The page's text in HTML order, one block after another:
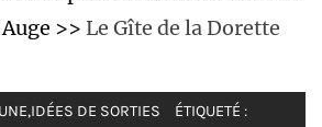
>> Le Gîte de la Dorette
,IDÉES DE SORTIES
ÉTIQUETÉ :